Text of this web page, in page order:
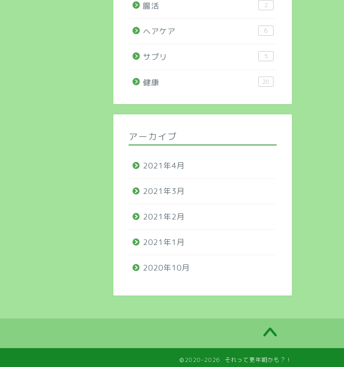
腸活 2
ヘアケア 6
サプリ 5
健康 20
アーカイブ
2021年4月
2021年3月
2021年2月
2021年1月
2020年10月
2020–2026 それって更年期かも？！